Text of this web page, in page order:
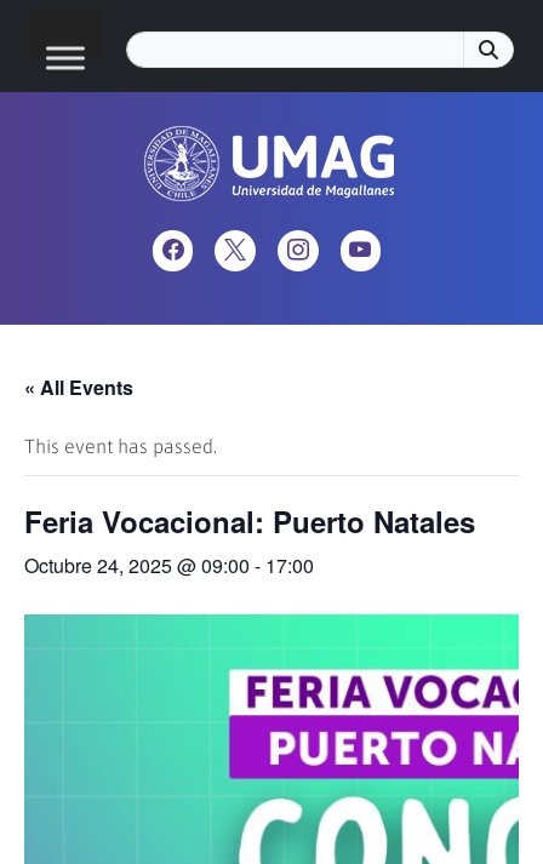
« All Events
This event has passed.
Feria Vocacional: Puerto Natales
Octubre 24, 2025 @ 09:00 - 17:00